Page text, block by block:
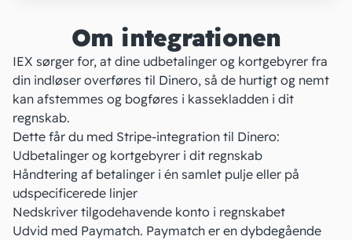
Om integrationen
IEX sørger for, at dine udbetalinger og kortgebyrer fra
din indløser overføres til Dinero, så de hurtigt og nemt
kan afstemmes og bogføres i kassekladden i dit
regnskab.
Dette får du med Stripe-integration til Dinero:
Udbetalinger og kortgebyrer i dit regnskab
Håndtering af betalinger i én samlet pulje eller på
udspecificerede linjer
Nedskriver tilgodehavende konto i regnskabet
Udvid med Paymatch. Paymatch er en dybdegående